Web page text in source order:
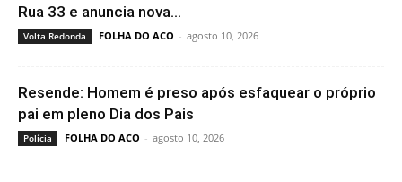
Rua 33 e anuncia nova...
Volta Redonda FOLHA DO ACO - agosto 10, 2026
Resende: Homem é preso após esfaquear o próprio
pai em pleno Dia dos Pais
Polícia FOLHA DO ACO - agosto 10, 2026